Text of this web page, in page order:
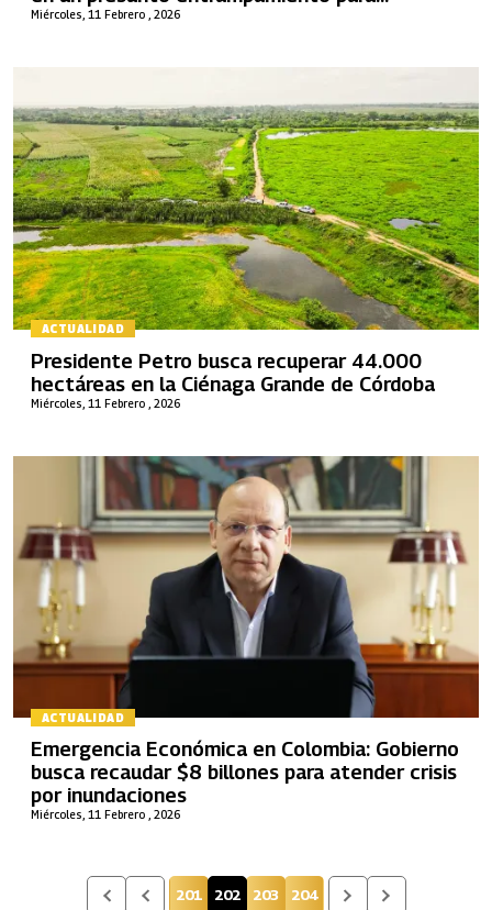
Miércoles, 11 Febrero , 2026
vincularlo con el narcotráfico
ACTUALIDAD
Miércoles, 11 Febrero , 2026
Presidente Petro busca recuperar 44.000
hectáreas en la Ciénaga Grande de Córdoba
ACTUALIDAD
Miércoles, 11 Febrero , 2026
Emergencia Económica en Colombia: Gobierno
busca recaudar $8 billones para atender crisis
por inundaciones
Página
201 Página actual
202 Página
203 Página
204